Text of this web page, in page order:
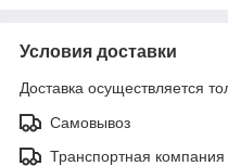
Условия доставки
Доставка осуществляется
Самовывоз
Транспортная компания